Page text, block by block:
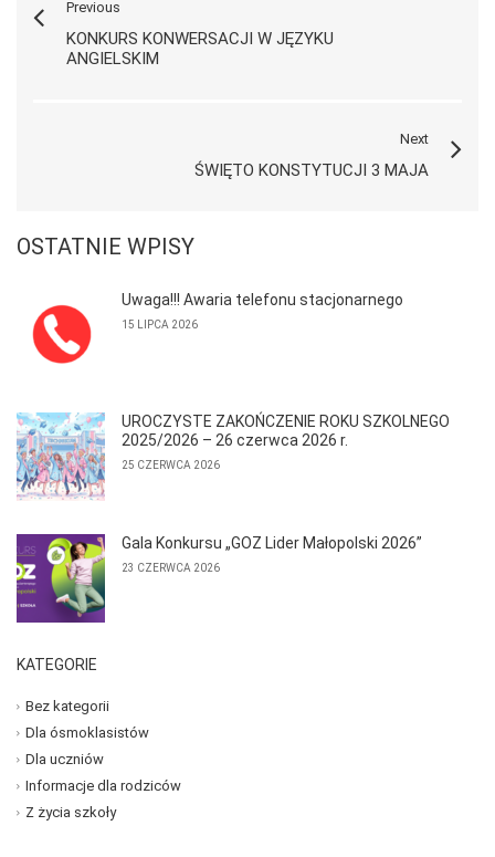
Previous
KONKURS KONWERSACJI W JĘZYKU
ANGIELSKIM
Next
ŚWIĘTO KONSTYTUCJI 3 MAJA
OSTATNIE WPISY
Uwaga!!! Awaria telefonu stacjonarnego
15 LIPCA 2026
UROCZYSTE ZAKOŃCZENIE ROKU SZKOLNEGO
2025/2026 – 26 czerwca 2026 r.
25 CZERWCA 2026
Gala Konkursu „GOZ Lider Małopolski 2026”
23 CZERWCA 2026
KATEGORIE
Bez kategorii
Dla ósmoklasistów
Dla uczniów
Informacje dla rodziców
Z życia szkoły